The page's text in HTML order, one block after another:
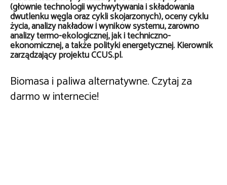
(głównie technologii wychwytywania i składowania
dwutlenku węgla oraz cykli skojarzonych), oceny cyklu
życia, analizy nakładów i wyników systemu, zarówno
analizy termo-ekologicznej, jak i techniczno-
ekonomicznej, a także polityki energetycznej. Kierownik
zarządzający projektu CCUS.pl.
Biomasa i paliwa alternatywne. Czytaj za
darmo w internecie!